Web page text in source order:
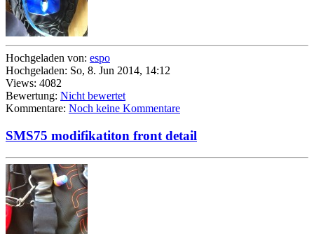
Hochgeladen von: espo
Hochgeladen: So, 8. Jun 2014, 14:12
Views: 4082
Bewertung: Nicht bewertet
Kommentare: Noch keine Kommentare
SMS75 modifikatiton front detail